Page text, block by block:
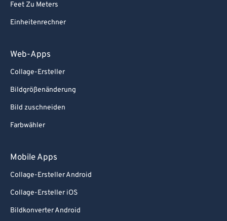
Feet Zu Meters
Einheitenrechner
Web-Apps
Collage-Ersteller
Bildgrößenänderung
Bild zuschneiden
Farbwähler
Mobile Apps
Collage-Ersteller Android
Collage-Ersteller iOS
Bildkonverter Android